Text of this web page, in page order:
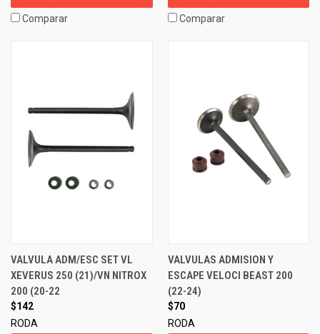
Comparar Comparar
VALVULA ADM/ESC SET VL
XEVERUS 250 (21)/VN NITROX
200 (20-22
$142
RODA
VALVULAS ADMISION Y
ESCAPE VELOCI BEAST 200
(22-24)
$70
RODA